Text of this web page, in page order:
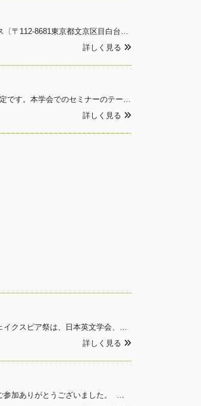
詳しく見る
詳しく見る
2026年度の総会ならびにシェイクスピア祭は、2026年4月26日（日）に対面で開催される予定です。今年度のシェイクスピア祭は、日本英文学会、日本シェイクスピア協会、日本女子大学英文学科の共催で行われ、一般公開（非会員は要事前申込）で無料です。お誘いあわせのうえ、奮ってご参加く
詳しく見る
2025年4月26日（土）、立正大学品川キャンパスにおいて、2025年度シェイクスピア祭が開催されました。多数のご参加ありがとうございました。 開会の辞 佐藤 達郎（日本シェイクスピア協会会長・日本女子大学教授） 講演 井出 新氏（慶応義